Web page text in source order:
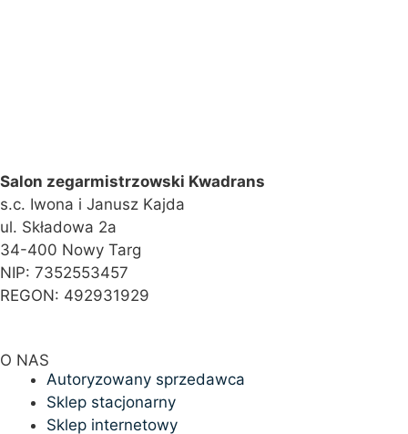
Salon zegarmistrzowski Kwadrans
s.c. Iwona i Janusz Kajda
ul. Składowa 2a
34-400 Nowy Targ
NIP: 7352553457
REGON: 492931929
O NAS
Autoryzowany sprzedawca
Sklep stacjonarny
Sklep internetowy